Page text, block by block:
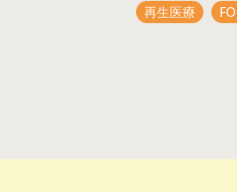
再生医療